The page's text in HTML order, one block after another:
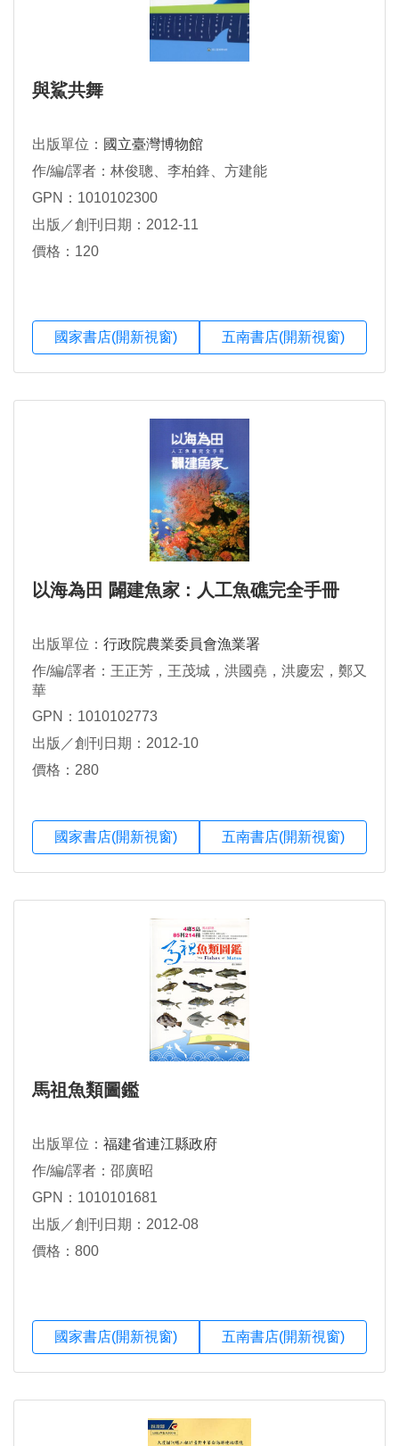
與鯊共舞
出版單位： 國立臺灣博物館
作/編/譯者：林俊聰、李柏鋒、方建能
GPN：1010102300
出版／創刊日期：2012-11
價格：120
國家書店(開新視窗) 五南書店(開新視窗)
以海為田 闢建魚家 : 人工魚礁完全手冊
出版單位： 行政院農業委員會漁業署
作/編/譯者：王正芳，王茂城，洪國堯，洪慶宏，鄭又
華
GPN：1010102773
出版／創刊日期：2012-10
價格：280
國家書店(開新視窗) 五南書店(開新視窗)
馬祖魚類圖鑑
出版單位： 福建省連江縣政府
作/編/譯者：邵廣昭
GPN：1010101681
出版／創刊日期：2012-08
價格：800
國家書店(開新視窗) 五南書店(開新視窗)